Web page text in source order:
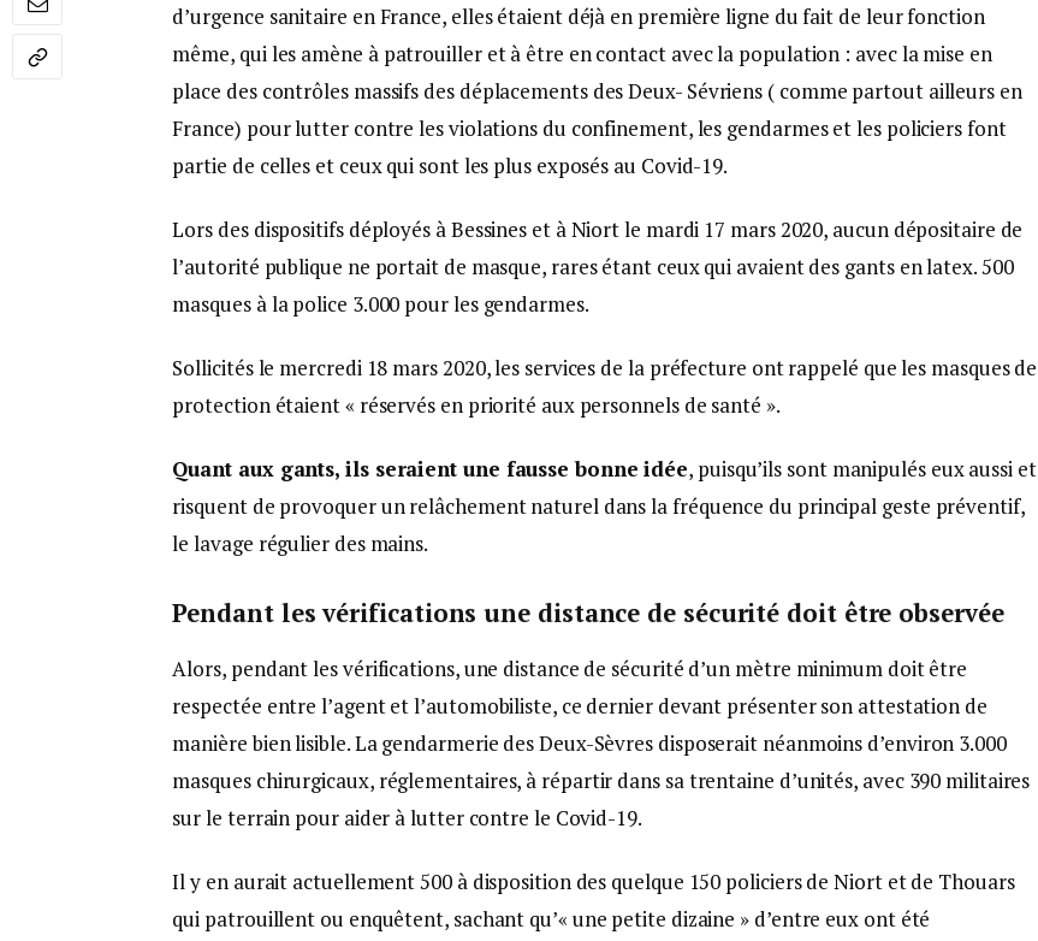
d’urgence sanitaire en France, elles étaient déjà en première ligne du fait de leur fonction
même, qui les amène à patrouiller et à être en contact avec la population : avec la mise en
place des contrôles massifs des déplacements des Deux- Sévriens ( comme partout ailleurs en
France) pour lutter contre les violations du confinement, les gendarmes et les policiers font
partie de celles et ceux qui sont les plus exposés au Covid-19.
Lors des dispositifs déployés à Bessines et à Niort le mardi 17 mars 2020, aucun dépositaire de
l’autorité publique ne portait de masque, rares étant ceux qui avaient des gants en latex. 500
masques à la police 3.000 pour les gendarmes.
Sollicités le mercredi 18 mars 2020, les services de la préfecture ont rappelé que les masques de
protection étaient « réservés en priorité aux personnels de santé ».
Quant aux gants, ils seraient une fausse bonne idée, puisqu’ils sont manipulés eux aussi et
risquent de provoquer un relâchement naturel dans la fréquence du principal geste préventif,
le lavage régulier des mains.
Pendant les vérifications une distance de sécurité doit être observée
Alors, pendant les vérifications, une distance de sécurité d’un mètre minimum doit être
respectée entre l’agent et l’automobiliste, ce dernier devant présenter son attestation de
manière bien lisible. La gendarmerie des Deux-Sèvres disposerait néanmoins d’environ 3.000
masques chirurgicaux, réglementaires, à répartir dans sa trentaine d’unités, avec 390 militaires
sur le terrain pour aider à lutter contre le Covid-19.
Il y en aurait actuellement 500 à disposition des quelque 150 policiers de Niort et de Thouars
qui patrouillent ou enquêtent, sachant qu’« une petite dizaine » d’entre eux ont été